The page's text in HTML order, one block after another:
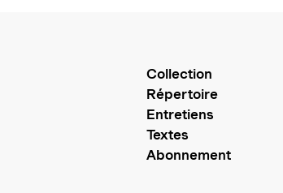
Collection
Répertoire
Entretiens
Textes
Abonnement